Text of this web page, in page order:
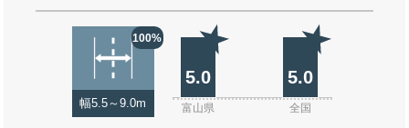
100%
幅5.5～9.0m
5.0 5.0
富山県 全国